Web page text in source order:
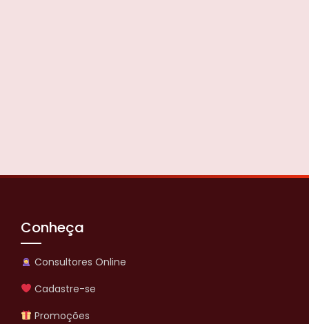
Conheça
Consultores Online
Cadastre-se
Promoções